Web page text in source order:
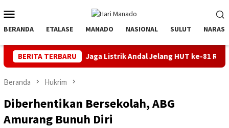
ke
kontenMobile
BERANDA ETALASE MANADO NASIONAL SULUT NARASI
BERITA TERBARU
Jaga Listrik Andal Jelang HUT ke-81 RI, PLN UP3
Beranda Hukrim
Diberhentikan Bersekolah, ABG
Amurang Bunuh Diri